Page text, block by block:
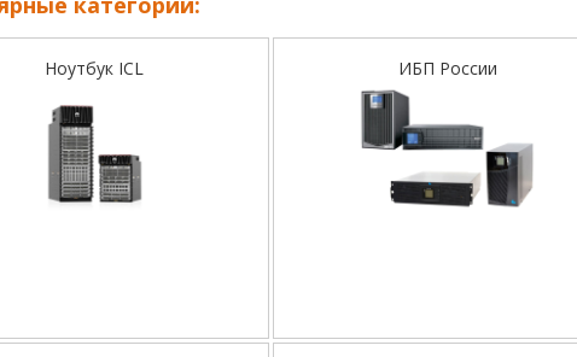
Ноутбук ICL ИБП России